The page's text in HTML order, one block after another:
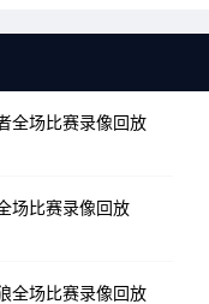
全场比赛录像回放
场比赛录像回放
全场比赛录像回放